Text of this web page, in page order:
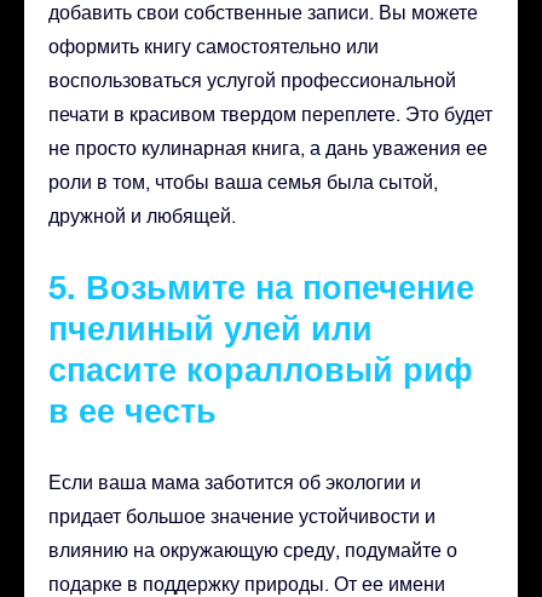
добавить свои собственные записи. Вы можете
оформить книгу самостоятельно или
воспользоваться услугой профессиональной
печати в красивом твердом переплете. Это будет
не просто кулинарная книга, а дань уважения ее
роли в том, чтобы ваша семья была сытой,
дружной и любящей.
5. Возьмите на попечение
пчелиный улей или
спасите коралловый риф
в ее честь
Если ваша мама заботится об экологии и
придает большое значение устойчивости и
влиянию на окружающую среду, подумайте о
подарке в поддержку природы. От ее имени